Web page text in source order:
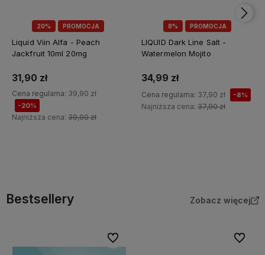
20% PROMOCJA
Liquid Viin Alfa - Peach
Jackfruit 10ml 20mg
31,90 zł
Cena regularna: 39,90 zł
-20%
Najniższa cena: 39,90 zł
8% PROMOCJA
LIQUID Dark Line Salt -
Watermelon Mojito
34,99 zł
Cena regularna: 37,90 zł -8%
Najniższa cena: 37,90 zł
Bestsellery Zobacz więcej
Do ulubionych Do